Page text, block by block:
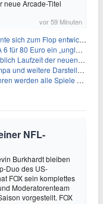
neue Arcade-Titel
vor 59 Minuten
sich zum Flop entwickeln
ein „unglaubliches Schnäppchen“
der neuen Gameplay-Präsentation
Darsteller sollen feststehen
alle Spiele gestreamt
NFL-
Burkhardt bleiben
Duo des US-
FOX sein komplettes
Moderatorenteam
vorgestellt. FOX